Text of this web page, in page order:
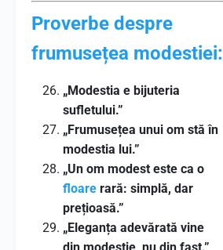
Proverbe despre
frumusețea modestiei:
„Modestia e bijuteria
sufletului.”
„Frumusețea unui om stă în
modestia lui.”
„Un om modest este ca o
floare rară: simplă, dar
prețioasă.”
„Eleganța adevărată vine